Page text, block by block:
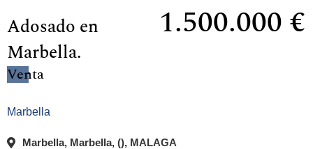
Adosado en
Marbella.
1.500.000 €
Venta
Marbella
Marbella, Marbella, (), MALAGA